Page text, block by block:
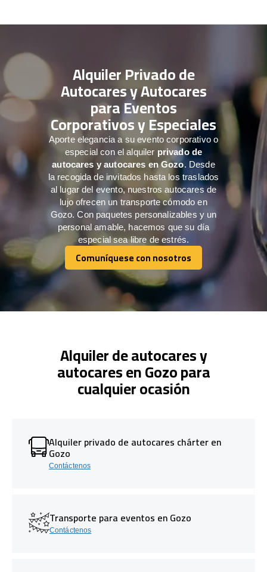
Alquiler Privado de
Autocares y Autocares
para Eventos
Corporativos y Especiales
Aporte elegancia a su evento corporativo o
especial con el alquiler privado de
autocares y autocares en Gozo. Desde
la recogida de invitados hasta los traslados
al lugar del evento, nuestros autocares de
lujo ofrecen un transporte cómodo en
Gozo. Con paquetes personalizables y un
personal amable, hacemos que su día
especial sea libre de estrés.
Comuníquese con nosotros
Comuníquese con nosotros
Alquiler de autocares y
autocares en Gozo para
cualquier ocasión
Alquiler privado de autocares chárter en
Gozo
Contáctenos
Transporte para eventos en Gozo
Contáctenos